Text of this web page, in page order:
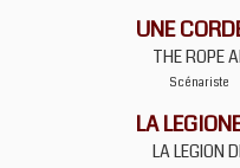
UNE
THE ROPE
Scénariste
LA
LA LEGION